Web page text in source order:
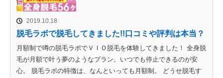
2019.10.18
脱毛ラボで脱毛してきました!!口コミや評判は本当？
月額制で噂の脱毛ラボでＶＩＯ脱毛を体験してきました！ 全身脱
毛が月額で叶う夢のようなプラン。いつでも停止できるのが安
心。 脱毛ラボの特徴は、なんといっても月額制。 どうせ脱毛す